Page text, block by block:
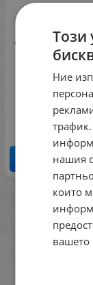
Философия и
Модул 5.
Код:
€ /
КУПИ
Този
Ние
нашия
които
вашето